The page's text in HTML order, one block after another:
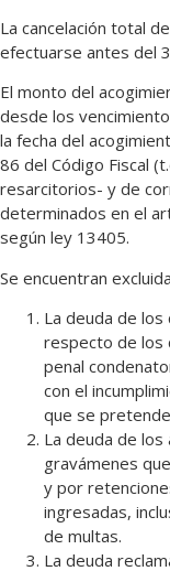
La cancelación total
efectuarse antes del
El monto del
desde los
la fecha del
86 del Código Fiscal
resarcitorios- y de
determinados en el
según ley 13405.
Se encuentran
La deuda de
respecto de los
penal
con el
que se
La deuda de
gravámenes
y por
ingresadas,
de multas.
La deuda